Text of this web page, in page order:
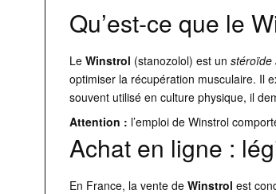
Qu’est-ce que le
LeWinstrol (stanozolol) est unstéroïde
optimiser la récupération musculaire. Il
souvent utilisé en culture physique, il
Attention : l’emploi de Winstrol
Achat en ligne :
En France, la vente deWinstrol est